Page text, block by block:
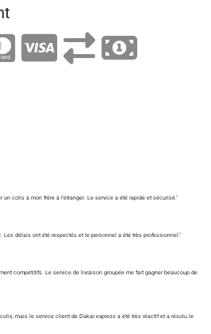
colis à mon frère à l'étranger. Le service a été rapide et sécurisé."
Les délais ont été respectés et le personnel a été très professionnel."
compétitifs. Le service de livraison groupée me fait gagner beaucoup de
mais le service client de Dakar.express a été très réactif et a résolu le